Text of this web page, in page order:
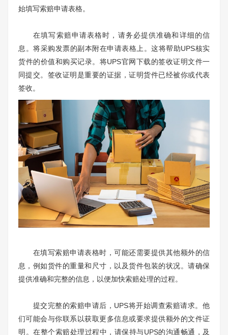
始填写索赔申请表格。
在填写索赔申请表格时，请务必提供准确和详细的信
息。将采购发票的副本附在申请表格上。这将帮助UPS核实
货件的价值和购买记录。将UPS官网下载的签收证明文件一
同提交。签收证明是重要的证据，证明货件已经被你或代表
签收。
在填写索赔申请表格时，可能还需要提供其他额外的信
息，例如货件的重量和尺寸，以及货件包装的状况。请确保
提供准确和完整的信息，以便加快索赔处理的过程。
提交完整的索赔申请后，UPS将开始调查索赔请求。他
们可能会与你联系以获取更多信息或要求提供额外的文件证
明。在整个索赔处理过程中，请保持与UPS的沟通畅通，及